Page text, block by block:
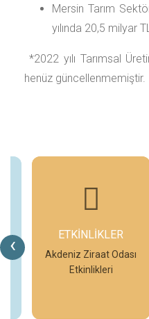
Mersin Tarım
yılında 20,5 milyar
*2022 yılı Tarımsal
henüz güncellenmemiştir.
‹ ETKİNLİKLER
Akdeniz Ziraat Odası
Etkinlikleri